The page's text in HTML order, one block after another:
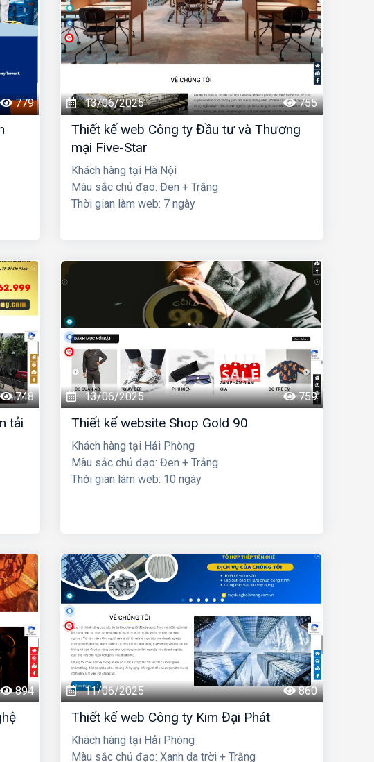
779 13/06/2025 755
Thiết kế web Công ty Đầu tư và Thương
mại Five-Star
Khách hàng tại Hà Nội
Màu sắc chủ đạo: Đen + Trắng
Thời gian làm web: 7 ngày
748
tải
13/06/2025 759
Thiết kế website Shop Gold 90
Khách hàng tại Hải Phòng
Màu sắc chủ đạo: Đen + Trắng
Thời gian làm web: 10 ngày
894 11/06/2025 860
Thiết kế web Công ty Kim Đại Phát
Khách hàng tại Hải Phòng
Màu sắc chủ đạo: Xanh da trời + Trắng